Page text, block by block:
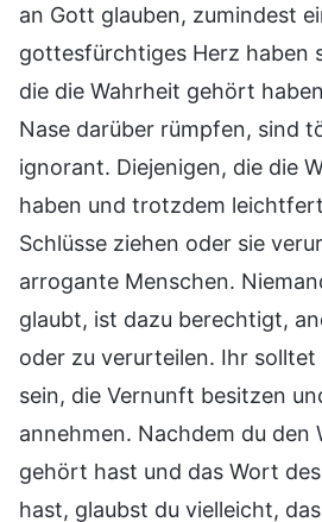
an Gott glauben, zumindest
gottesfürchtiges Herz haben
die die Wahrheit gehört
Nase darüber rümpfen, sind
ignorant. Diejenigen, die die
haben und trotzdem
Schlüsse ziehen oder sie
arrogante Menschen.
glaubt, ist dazu berechtigt,
oder zu verurteilen. Ihr solltet
sein, die Vernunft besitzen
annehmen. Nachdem du den
gehört hast und das Wort
hast, glaubst du vielleicht,